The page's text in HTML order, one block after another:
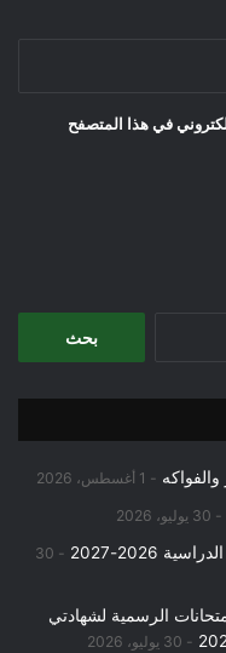
في هذا المتصفح
1 أغسطس، 2026
30 يوليو، 2026
2027
30
الرسمية لشهادتي
30 يوليو، 2026